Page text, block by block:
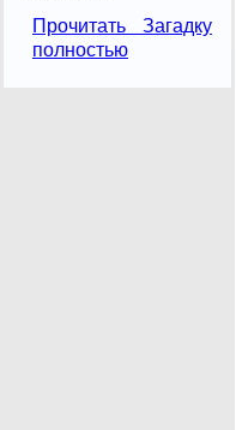
Прочитать Загадку
полностью